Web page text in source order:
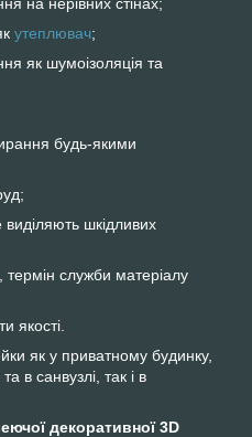
утеплювач;
як шумоізоляція та
будь-якими
шкідливих
термін служби матеріалу
якості.
як у приватному будинку,
в санвузлі, так і в
декоративної 3D